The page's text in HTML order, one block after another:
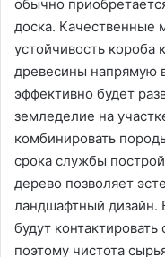
обычно
доска. Качественные
устойчивость
древесины напрямую
эффективно будет
земледелие на
комбинировать
срока службы
дерево позволяет
ландшафтный дизайн.
будут
поэтому чистота